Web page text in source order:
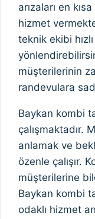
arızaları en
hizmet
teknik ekibi
müşterilerinin
randevulara
Baykan kombi
çalışmaktadır.
anlamak ve
özenle çalışır.
müşterilerine
Baykan kombi
odaklı hizmet